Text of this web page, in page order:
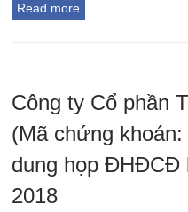
Read more
Công ty Cổ phần
(Mã chứng
dung họp ĐHĐCĐ
2018